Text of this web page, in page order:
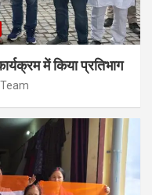
में किया प्रतिभाग